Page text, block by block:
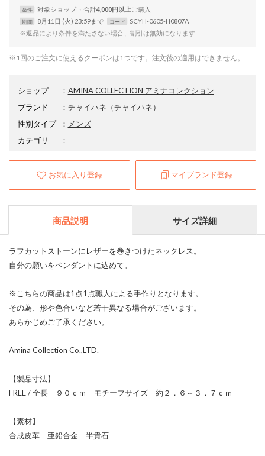
条件 対象ショップ 合計4,000円以上
期間 8月11日 (火) 23:59まで コード
SCYH-0605-H0807A
※返品により条件を満たさない場合、割引は無効になります
※1回のご注文に使えるクーポンは1つです。注文後の適用はできません。
ショップ ： AMINA COLLECTION アミナコレクション
ブランド
： チャイハネ （チャイハネ）
性別タイプ
： メンズ
カテゴリ
：
お気に入り登録 マイブランド登録
商品説明 サイズ詳細
ラフカットストーンにレザーを巻きつけたネックレス。
自分の願いをペンダントに込めて。
※こちらの商品は1点1点職人による手作りとなります。
その為、形や色合いなど若干異なる場合がございます。
あらかじめご了承ください。
Amina Collection Co.,LTD.
【製品寸法】
FREE / 全長 ９０ｃｍ モチーフサイズ 約２．６～３．７ｃｍ
【素材】
合成皮革 亜鉛合金 半貴石